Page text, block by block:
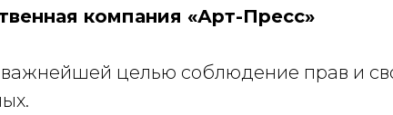
компания «Арт-Пресс»
важнейшей целью соблюдение прав и